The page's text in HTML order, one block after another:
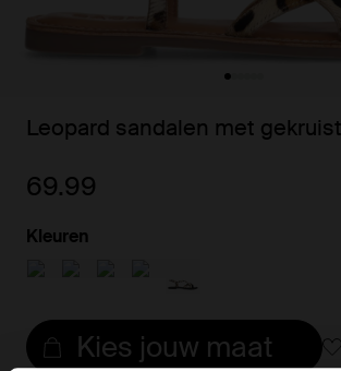
Leopard sandalen met
69.99
Kleuren
Kies jouw maat